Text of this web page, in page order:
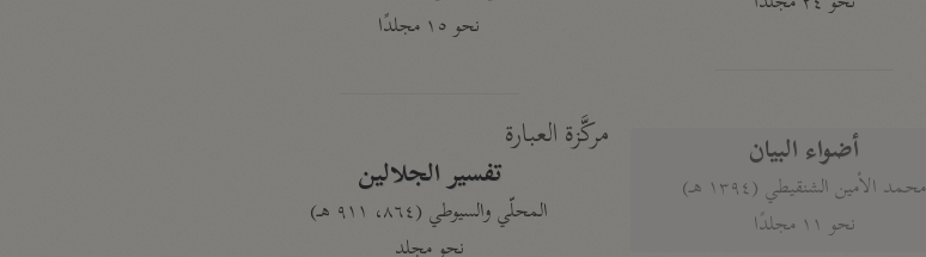
أضواء البيان
محمد الأمين الشنقيطي (١٣٩٤ هـ)
نحو ١١ مجلدًا
نحو ١٥ مجلدًا
مركَّزة العبارة
تفسير الجلالين
المحلّي والسيوطي (٨٦٤، ٩١١ هـ)
نحو مجلد